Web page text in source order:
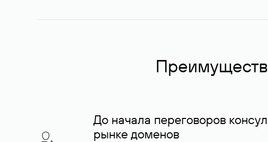
До начала переговоров
рынке доменов